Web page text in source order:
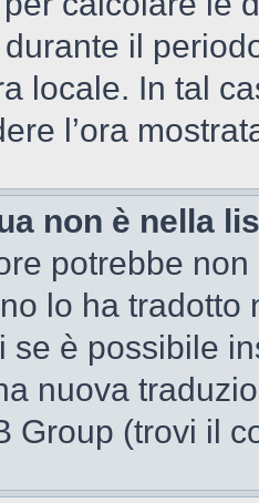
il
locale. In tal
l’ora
non è nella
potrebbe
lo ha
se è possibile
nuova
Group (trovi il